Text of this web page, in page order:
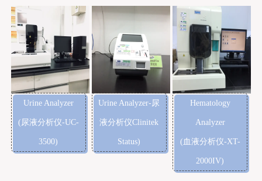
Urine Analyzer
(尿液分析仪-UC-
3500)
Urine Analyzer-尿
液分析仪Clinitek
Status)
Hematology
Analyzer
(血液分析仪-XT-
2000IV)